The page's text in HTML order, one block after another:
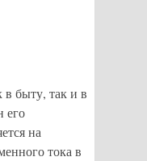
быту, так и в
его
на
тока в